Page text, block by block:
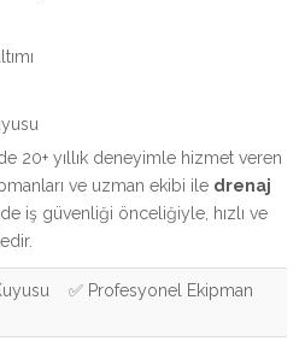
20+ yıllık deneyimle hizmet veren
ve uzman ekibi ile drenaj
iş güvenliği önceliğiyle, hızlı ve
✅ Profesyonel Ekipman